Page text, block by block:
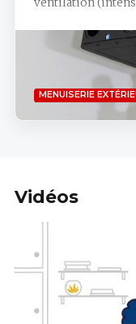
ventilation
MENUISERIE
Vidéos